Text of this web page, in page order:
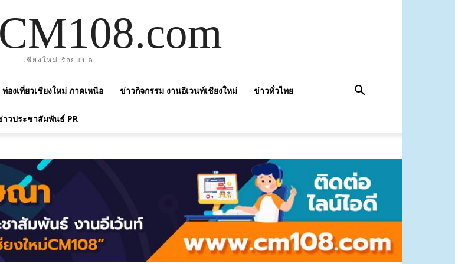
เชียงใหม่ ร้อยแปด
ท่องเที่ยวเชียงใหม่ ภาคเหนือ ข่าวกิจกรรม งานอีเวนท์เชียงใหม่ ข่าวทั่วไทย
าวประชาสัมพันธ์ PR